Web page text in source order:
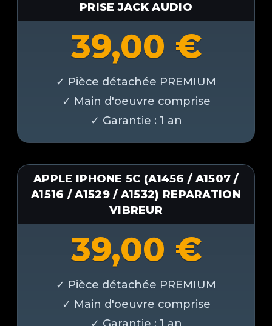
PRISE JACK AUDIO
39,00 €
APPLE IPHONE 5C (A1456 / A1507 /
A1516 / A1529 / A1532) REPARATION
VIBREUR
39,00 €